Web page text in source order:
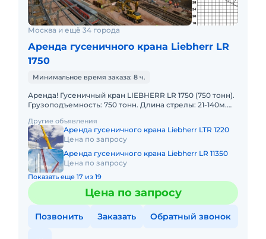
Москва и ещё 34 города
Аренда гусеничного крана Liebherr LR
1750
Минимальное время заказа: 8 ч.
Аренда! Гусеничный кран LIEBHERR LR 1750 (750 тонн).
Грузоподъемность: 750 тонн. Длина стрелы: 21-140м.
Другие объявления
Аренда гусеничного крана Liebherr LTR 1220
Цена по запросу
Аренда гусеничного крана Liebherr LR 11350
Цена по запросу
Показать еще 17 из 19
Цена по запросу
Позвонить Заказать Обратный звонок